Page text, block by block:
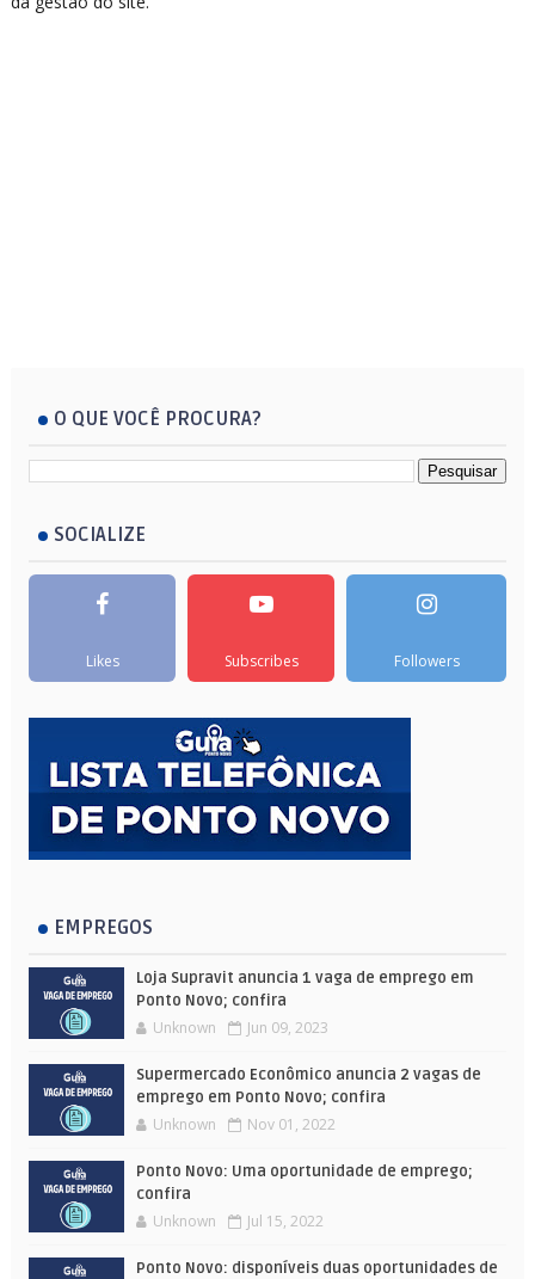
O QUE VOCÊ PROCURA?
SOCIALIZE
Likes Subscribes Followers
EMPREGOS
Loja Supravit anuncia 1 vaga de emprego em
Ponto Novo; confira
Unknown Jun 09, 2023
Supermercado Econômico anuncia 2 vagas de
emprego em Ponto Novo; confira
Unknown Nov 01, 2022
Ponto Novo: Uma oportunidade de emprego;
confira
Unknown Jul 15, 2022
Ponto Novo: disponíveis duas oportunidades de